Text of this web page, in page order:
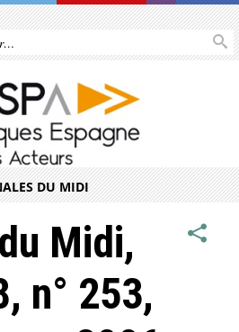
DU MIDI
Midi,
n° 253,